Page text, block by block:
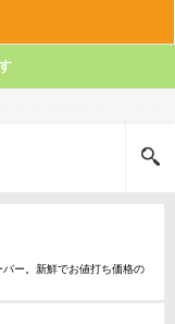
ー。新鮮でお値打ち価格の